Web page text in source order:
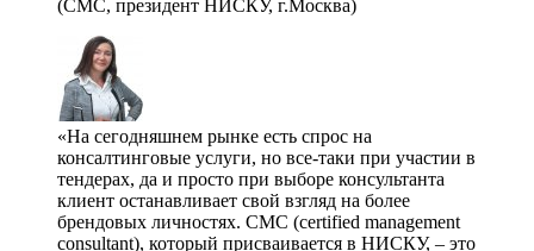
(СМС, президент НИСКУ, г.Москва)
На сегодняшнем рынке есть спрос на
консалтинговые услуги, но все-таки при участии в
тендерах, да и просто при выборе консультанта
клиент останавливает свой взгляд на более
брендовых личностях. СМС (certified management
consultant), который присваивается в НИСКУ, – это